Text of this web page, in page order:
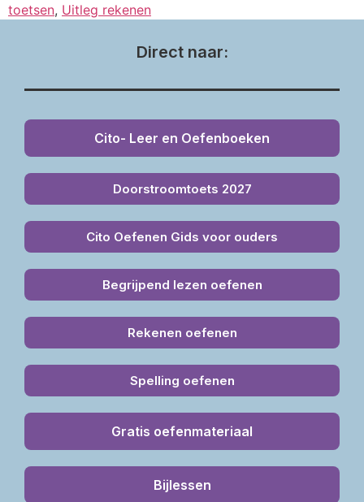
toetsen, Uitleg rekenen
Direct naar:
Cito- Leer en Oefenboeken
Doorstroomtoets 2027
Cito Oefenen Gids voor ouders
Begrijpend lezen oefenen
Rekenen oefenen
Spelling oefenen
Gratis oefenmateriaal
Bijlessen